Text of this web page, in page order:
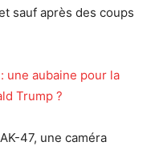
sauf après des coups
une aubaine pour la
Trump ?
47, une caméra